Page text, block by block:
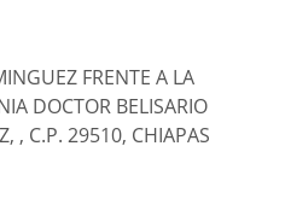
FRENTE A LA
DOCTOR BELISARIO
, C.P. 29510, CHIAPAS